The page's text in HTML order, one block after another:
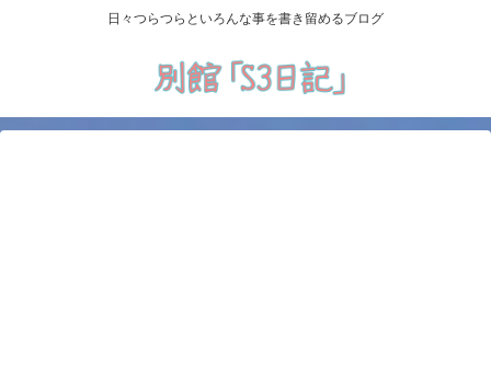
日々つらつらといろんな事を書き留めるブログ